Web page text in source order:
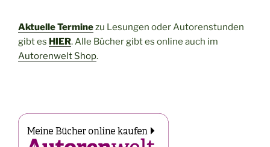
Aktuelle Terminezu Lesungen oder Autorenstunden
gibt es HIER. Alle Bücher gibt es online auch im
Autorenwelt Shop.